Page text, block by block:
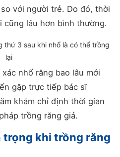
với người trẻ. Do đó, thời
cũng lâu hơn bình thường.
thứ 3 sau khi nhổ là có thể trồng
lại
nhổ răng bao lâu mới
gặp trực tiếp bác sĩ
khám chỉ định thời gian
trồng răng giả.
trọng khi trồng răng